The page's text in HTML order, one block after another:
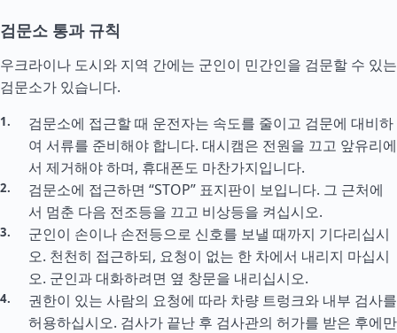
검문소 통과 규칙
우크라이나 도시와 지역 간에는 군인이 민간인을 검문할 수 있는
검문소가 있습니다.
검문소에 접근할 때 운전자는 속도를 줄이고 검문에 대비하
여 서류를 준비해야 합니다. 대시캠은 전원을 끄고 앞유리에
서 제거해야 하며, 휴대폰도 마찬가지입니다.
검문소에 접근하면 “STOP” 표지판이 보입니다. 그 근처에
서 멈춘 다음 전조등을 끄고 비상등을 켜십시오.
군인이 손이나 손전등으로 신호를 보낼 때까지 기다리십시
오. 천천히 접근하되, 요청이 없는 한 차에서 내리지 마십시
오. 군인과 대화하려면 옆 창문을 내리십시오.
권한이 있는 사람의 요청에 따라 차량 트렁크와 내부 검사를
허용하십시오. 검사가 끝난 후 검사관의 허가를 받은 후에만